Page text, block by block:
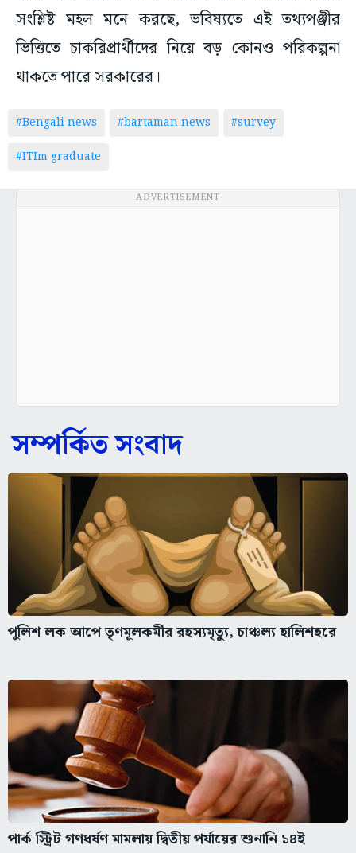
সংশ্লিষ্ট মহল মনে করছে, ভবিষ্যতে এই তথ্যপঞ্জীর
ভিত্তিতে চাকরিপ্রার্থীদের নিয়ে বড় কোনও পরিকল্পনা
থাকতে পারে সরকারের।
#Bengali news #bartaman news
#survey
#ITIm graduate
ADVERTISEMENT
সম্পর্কিত সংবাদ
পুলিশ লক আপে তৃণমূলকর্মীর রহস্যমৃত্যু, চাঞ্চল্য হালিশহরে
পার্ক স্ট্রিট গণধর্ষণ মামলায় দ্বিতীয় পর্যায়ের শুনানি ১৪ই